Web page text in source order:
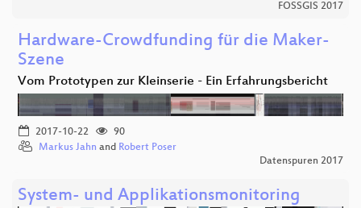
FOSSGIS 2017
Hardware-Crowdfunding für die Maker-
Szene
Vom Prototypen zur Kleinserie - Ein Erfahrungsbericht
2017-10-22
90
Markus Jahn and Robert Poser
Datenspuren 2017
System- und Applikationsmonitoring